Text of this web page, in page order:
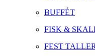
BUFFÉT
FISK &
FEST